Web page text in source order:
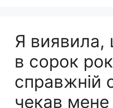
Я виявила,
в сорок
справжній
чекав мене